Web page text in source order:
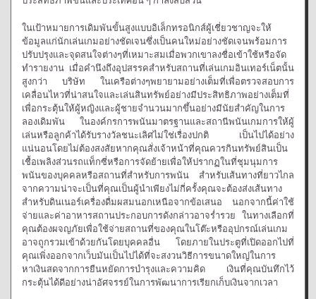
ในเป้าหมายการเดิมพันขั้นสูงแบบอิเล็กทรอนิกส์ผู้เชี่ยวชาญจะให้
ข้อมูลแก่นักเล่นเกมอย่างชัดเจนซึ่งเป็นคนใหม่อย่างชัดเจนพร้อมการ
ปรับปรุงและจุดสนใจต่างๆที่เหมาะสมเมื่อพวกเขาลงชื่อเข้าใช้หรือจัด
ทำรายงาน เมื่อคำนึงถึงอุปสรรคสำหรับสถานที่เล่นเกมอินเทอร์เน็ตนั้น
สูงกว่า บริษัท ในเครือต่างๆพยายามอย่างเต็มที่เพื่อตรวจสอบการ
เคลื่อนไหวที่น่าสนใจและเล่นสินทรัพย์อย่างมีประสิทธิภาพอย่างเต็มที่
เพื่อกระตุ้นให้ผู้หญิงและผู้ชายจำนวนมากขึ้นอย่างมีนัยสำคัญในการ
ลองเดิมพัน ในองค์กรการพนันมาตรฐานและสถานีพนันเกมการให้ผู้
เล่นหรือลูกค้าได้รับรางวัลชนะเลิศไม่ใช่เรื่องปกติ เป็นไปได้อย่าง
แน่นอนโดยไม่ต้องสงสัยหากคุณสั่งเจ้าหน้าที่คุณควรกินทรัพย์สินเป็น
เชื้อเพลิงส่วนรถแท็กซี่หรือการจัดย้ายเพื่อให้ปรากฏในที่ชุมนุมการ
พนันของบุคคลหรือสถานที่สำหรับการพนัน สำหรับเส้นทางที่ยาวไกล
จากความน่าจะเป็นที่คุณเป็นผู้นำเพียงไม่กี่ครั้งคุณจะต้องส่งเส้นทาง
สำหรับดินเนอร์เครื่องดื่มผสมนอกเหนือจากข้อเสนอ นอกจากนี้ค่าใช้
จ่ายและค่าอาหารสถานประกอบการดังกล่าวอาจร่ำรวย ในทางเลือกที่
คุณต้องผจญภัยเพื่อใช้จ่ายสถานที่ของคุณในโต๊ะหรืออุปกรณ์เล่นเกม
อาจถูกรวมเข้าด้วยกันโดยบุคคลอื่น โดยภายในประตูที่เปิดออกไปที่
คุณเพิ่งออกจากเว็บมันเป็นไปได้ที่จะสงวนวิธีการขนาดใหญ่ในการ
หาเงินสดจากการยืนหยัดการบำรุงและความคิด เงินที่คุณบันทึกไว้
กระตุ้นได้ดีอย่างน่าอัศจรรย์ในการพัฒนาการเรียกเก็บเงินจากเวลา